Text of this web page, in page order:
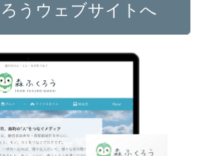
うウェブサイトへ